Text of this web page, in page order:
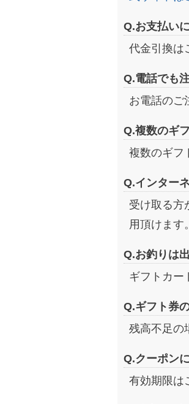
Q.お支払い
代金引換は
Q.電話でも
お電話のご
Q.複数のギ
複数のギフ
Q.インター
受け取る方
用頂けます。
Q.お釣りは
ギフトカー
Q.ギフト券
残高不足の
Q.クーポン
有効期限は